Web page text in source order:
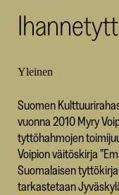
SKR
Yleinen
Suomen
vuonna 2010 Myry
tyttöhahmojen
Voipion väitöskirja
Suomalaisen
tarkastetaan